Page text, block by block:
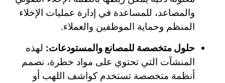
والمصاعد، للمساعدة في إدارة عمليات الإخلاء
المنظم وحماية الموظفين والعملاء.
حلول متخصصة للمصانع والمستودعات: لهذه
المنشآت التي تحتوي على مواد خطرة، نصمم
أنظمة متخصصة تستخدم كواشف اللهب أو